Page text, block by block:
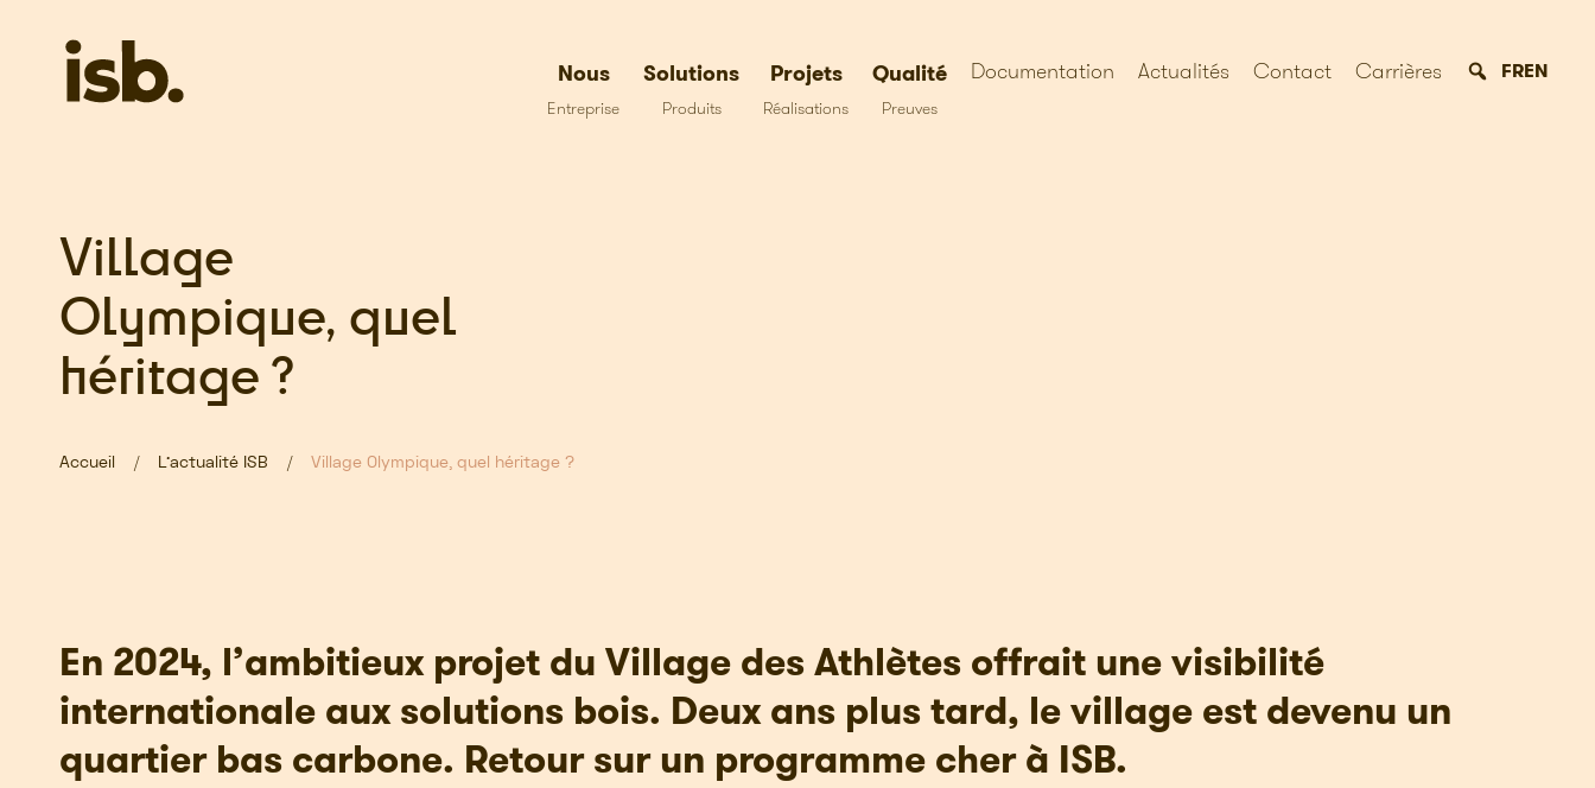
Passer au contenu principal
Nous
Entreprise
Solutions
Produits
Projets
Réalisations
Qualité
Preuves
Documentation Actualités Contact Carrières FREN
Village
Olympique, quel
héritage ?
Accueil L’actualité ISB Village Olympique, quel héritage ?
En 2024, l’ambitieux projet du Village des Athlètes offrait une visibilité
internationale aux solutions bois. Deux ans plus tard, le village est devenu un
quartier bas carbone. Retour sur un programme cher à ISB.